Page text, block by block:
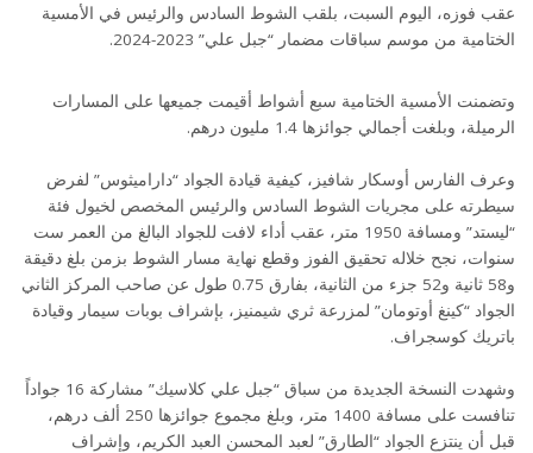
عقب فوزه، اليوم السبت، بلقب الشوط السادس والرئيس في الأمسية
الختامية من موسم سباقات مضمار “جبل علي” 2023-2024.
وتضمنت الأمسية الختامية سبع أشواط أقيمت جميعها على المسارات
الرميلة، وبلغت أجمالي جوائزها 1.4 مليون درهم.
وعرف الفارس أوسكار شافيز، كيفية قيادة الجواد “داراميثوس” لفرض
سيطرته على مجريات الشوط السادس والرئيس المخصص لخيول فئة
“ليستد” ومسافة 1950 متر، عقب أداء لافت للجواد البالغ من العمر ست
سنوات، نجح خلاله تحقيق الفوز وقطع نهاية مسار الشوط بزمن بلغ دقيقة
و58 ثانية و52 جزء من الثانية، بفارق 0.75 طول عن صاحب المركز الثاني
الجواد “كينغ أوتومان” لمزرعة ثري شيمنيز، بإشراف بوبات سيمار وقيادة
باتريك كوسجراف.
وشهدت النسخة الجديدة من سباق “جبل علي كلاسيك” مشاركة 16 جواداً
تنافست على مسافة 1400 متر، وبلغ مجموع جوائزها 250 ألف درهم،
قبل أن ينتزع الجواد “الطارق” لعبد المحسن العبد الكريم، وإشراف